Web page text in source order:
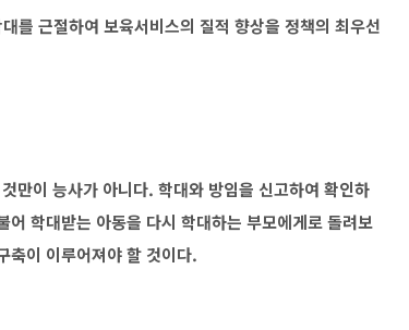
를 근절하여 보육서비스의 질적 향상을 정책의 최우선
만이 능사가 아니다. 학대와 방임을 신고하여 확인하
학대받는 아동을 다시 학대하는 부모에게로 돌려보
축이 이루어져야 할 것이다.